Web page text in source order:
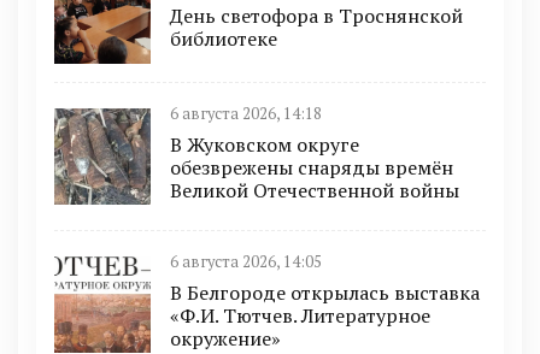
День светофора в Троснянской
библиотеке
6 августа 2026, 14:18
В Жуковском округе
обезврежены снаряды времён
Великой Отечественной войны
6 августа 2026, 14:05
В Белгороде открылась выставка
«Ф.И. Тютчев. Литературное
окружение»